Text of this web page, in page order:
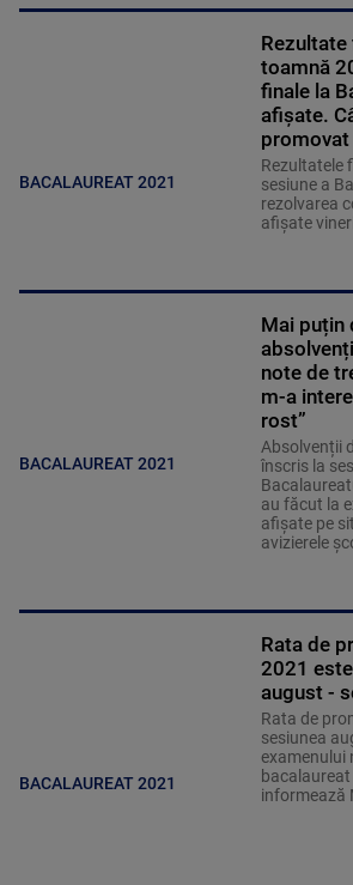
BACALAUREAT 2021
Rezultate
toamnă
finale la
afişate.
promovat
Rezultatele
sesiune a
rezolvarea
afişate
BACALAUREAT 2021
Mai puțin
note de
m-a
rost”
Absolvenții
înscris la
au făcut la
afișate pe
avizierele
BACALAUREAT 2021
Rata de
2021
august -
Rata de
sesiunea
examenului
bacalaureat
informează